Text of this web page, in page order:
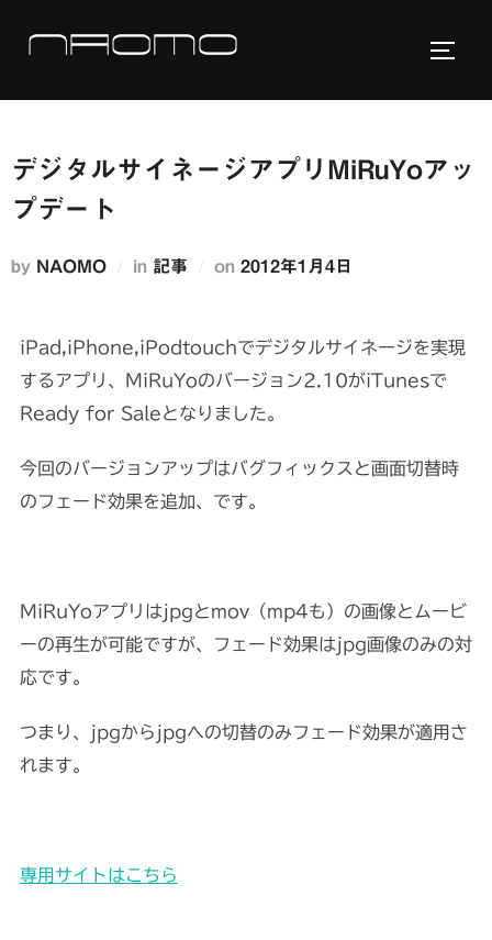
ン
へ
ス
ッ
デジタルサイネージアプリMiRuYoアッ
プデート
by NAOMO in 記事 on 投
2012年1月4日
iPad,iPhone,iPodtouchでデジタルサイネージを実現
するアプリ、MiRuYoのバージョン2.10がiTunesで
Ready for Saleとなりました。
今回のバージョンアップはバグフィックスと画面切替時
のフェード効果を追加、です。
MiRuYoアプリはjpgとmov（mp4も）の画像とムービ
ーの再生が可能ですが、フェード効果はjpg画像のみの対
応です。
つまり、jpgからjpgへの切替のみフェード効果が適用さ
れます。
専用サイトはこちら